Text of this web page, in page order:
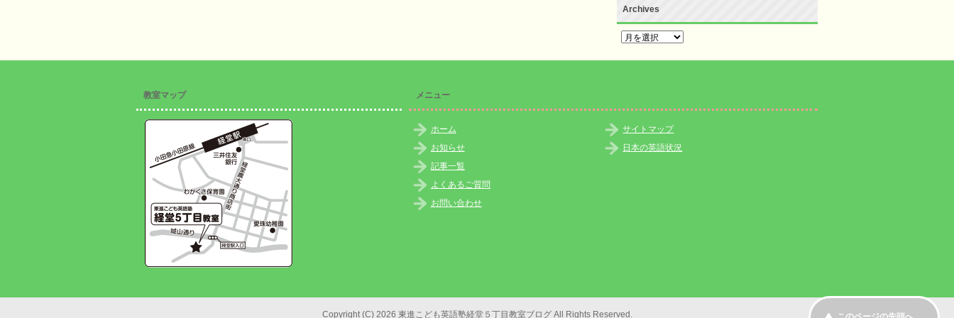
Archives
Archives
教室マップ メニュー
ホーム
お知らせ
記事一覧
よくあるご質問
お問い合わせ
サイトマップ
日本の英語状況
Copyright (C) 2026 東進こども英語塾経堂５丁目教室ブログ All Rights Reserved.